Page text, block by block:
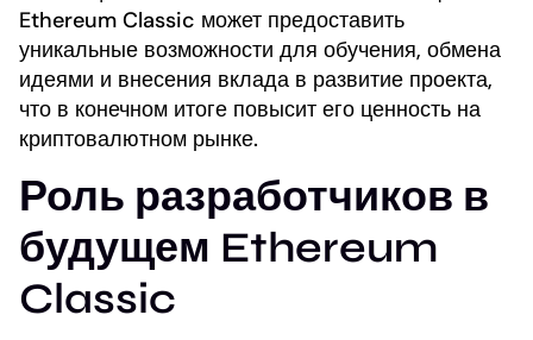
Ethereum Classic может предоставить
уникальные возможности для обучения, обмена
идеями и внесения вклада в развитие проекта,
что в конечном итоге повысит его ценность на
криптовалютном рынке.
Роль разработчиков в
будущем Ethereum
Classic